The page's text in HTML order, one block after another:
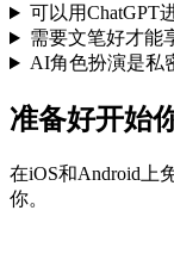
可以用ChatGPT
需要文笔好才能
AI角色扮演是私
准备好开始
在iOS和Android上
你。